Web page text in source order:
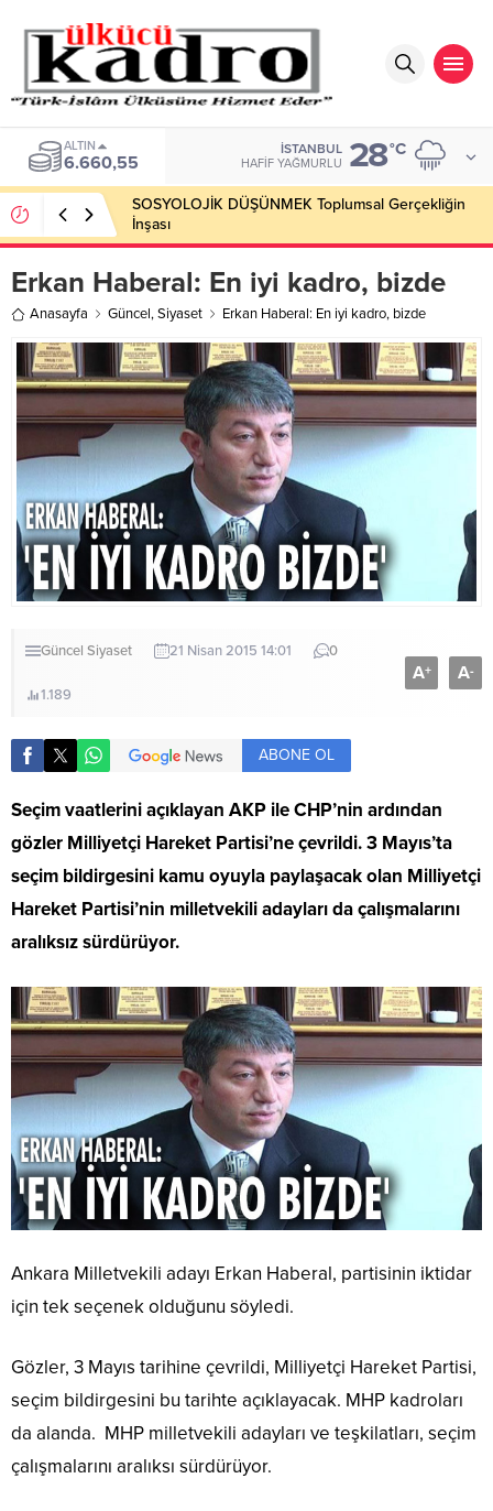
ALTIN
6.660,55
İSTANBUL
HAFIF YAĞMURLU 28°C
SOSYOLOJİK DÜŞÜNMEK Toplumsal Gerçekliğin
İnşası
Erkan Haberal: En iyi kadro, bizde
Anasayfa Güncel,Siyaset Erkan Haberal: En iyi kadro, bizde
Güncel Siyaset 21 Nisan 2015 14:01 0
1.189
A+ A-
ABONE OL
Seçim vaatlerini açıklayan AKP ile CHP’nin ardından
gözler Milliyetçi Hareket Partisi’ne çevrildi. 3 Mayıs’ta
seçim bildirgesini kamu oyuyla paylaşacak olan Milliyetçi
Hareket Partisi’nin milletvekili adayları da çalışmalarını
aralıksız sürdürüyor.
Ankara Milletvekili adayı Erkan Haberal, partisinin iktidar
için tek seçenek olduğunu söyledi.
Gözler, 3 Mayıs tarihine çevrildi, Milliyetçi Hareket Partisi,
seçim bildirgesini bu tarihte açıklayacak. MHP kadroları
da alanda. MHP milletvekili adayları ve teşkilatları, seçim
çalışmalarını aralıksı sürdürüyor.